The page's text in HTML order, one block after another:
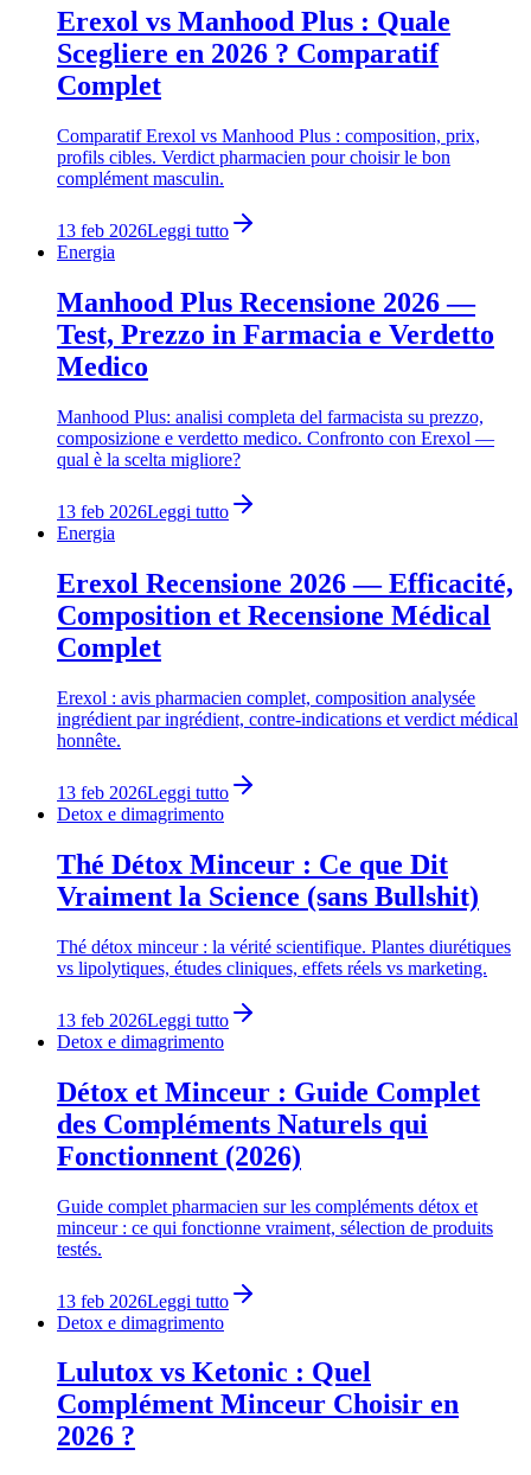
Erexol vs Manhood Plus : Quale
Scegliere en 2026 ? Comparatif
Complet
Comparatif Erexol vs Manhood Plus : composition, prix,
profils cibles. Verdict pharmacien pour choisir le bon
complément masculin.
13 feb 2026Leggi tutto
Energia
Manhood Plus Recensione 2026 —
Test, Prezzo in Farmacia e Verdetto
Medico
Manhood Plus: analisi completa del farmacista su prezzo,
composizione e verdetto medico. Confronto con Erexol —
qual è la scelta migliore?
13 feb 2026Leggi tutto
Energia
Erexol Recensione 2026 — Efficacité,
Composition et Recensione Médical
Complet
Erexol : avis pharmacien complet, composition analysée
ingrédient par ingrédient, contre-indications et verdict médical
honnête.
13 feb 2026Leggi tutto
Detox e dimagrimento
Thé Détox Minceur : Ce que Dit
Vraiment la Science (sans Bullshit)
Thé détox minceur : la vérité scientifique. Plantes diurétiques
vs lipolytiques, études cliniques, effets réels vs marketing.
13 feb 2026Leggi tutto
Detox e dimagrimento
Détox et Minceur : Guide Complet
des Compléments Naturels qui
Fonctionnent (2026)
Guide complet pharmacien sur les compléments détox et
minceur : ce qui fonctionne vraiment, sélection de produits
testés.
13 feb 2026Leggi tutto
Detox e dimagrimento
Lulutox vs Ketonic : Quel
Complément Minceur Choisir en
2026 ?